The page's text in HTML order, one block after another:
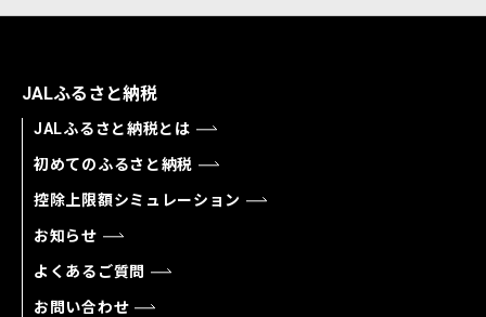
JALふるさと納税
JALふるさと納税とは
初めてのふるさと納税
控除上限額シミュレーション
お知らせ
よくあるご質問
お問い合わせ